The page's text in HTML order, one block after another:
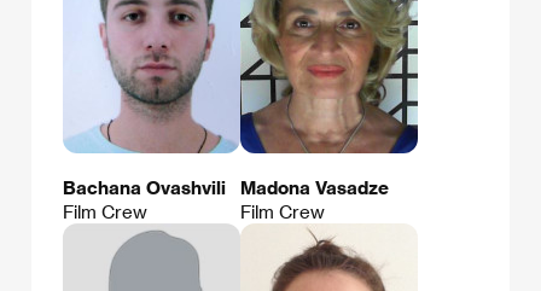
Bachana Ovashvili
Film Crew
Madona Vasadze
Film Crew